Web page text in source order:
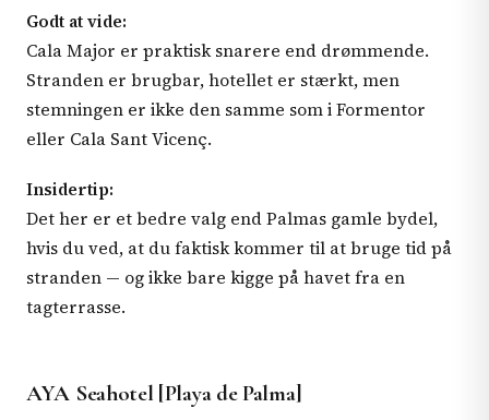
Godt at vide:
Cala Major er praktisk snarere end drømmende.
Stranden er brugbar, hotellet er stærkt, men
stemningen er ikke den samme som i Formentor
eller Cala Sant Vicenç.
Insidertip:
Det her er et bedre valg end Palmas gamle bydel,
hvis du ved, at du faktisk kommer til at bruge tid på
stranden — og ikke bare kigge på havet fra en
tagterrasse.
AYA Seahotel [Playa de Palma]